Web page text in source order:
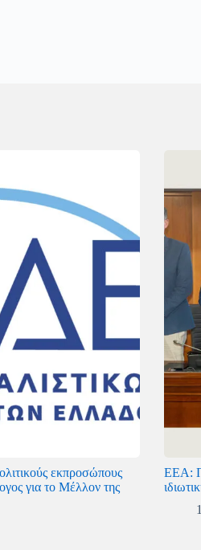
εκπροσώπους
για το Μέλλον της
ΕΕΑ: